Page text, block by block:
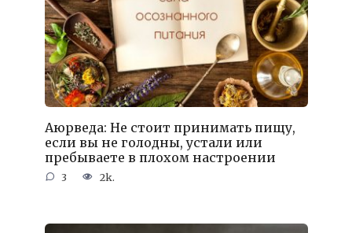
Аюрведа: Не стоит принимать пищу,
если вы не голодны, устали или
пребываете в плохом настроении
3 2k.